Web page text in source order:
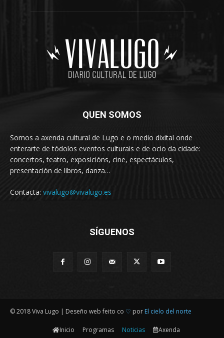
QUEN SOMOS
Somos a axenda cultural de Lugo e o medio dixital onde
enterarte de tódolos eventos culturais e de ocio da cidade:
concertos, teatro, exposicións, cine, espectáculos,
presentación de libros, danza…
Contacta: vivalugo@vivalugo.es
SÍGUENOS
© 2018 Viva Lugo | Deseño web feito co ♡ por El cielo del norte
Inicio Programas Noticias Axenda